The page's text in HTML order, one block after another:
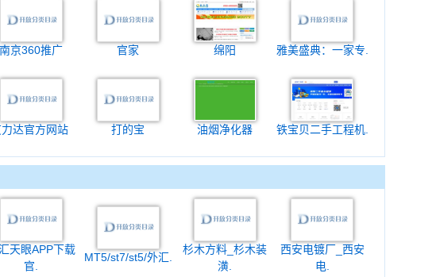
南京360推广 官家 绵阳 雅美盛典：一家专.
达官方网站 打的宝 油烟净化器 铁宝贝二手工程机.
天眼APP下载
官.
MT5/st7/st5/外汇.
杉木方料_杉木装
潢.
西安电镀厂_西安
电.